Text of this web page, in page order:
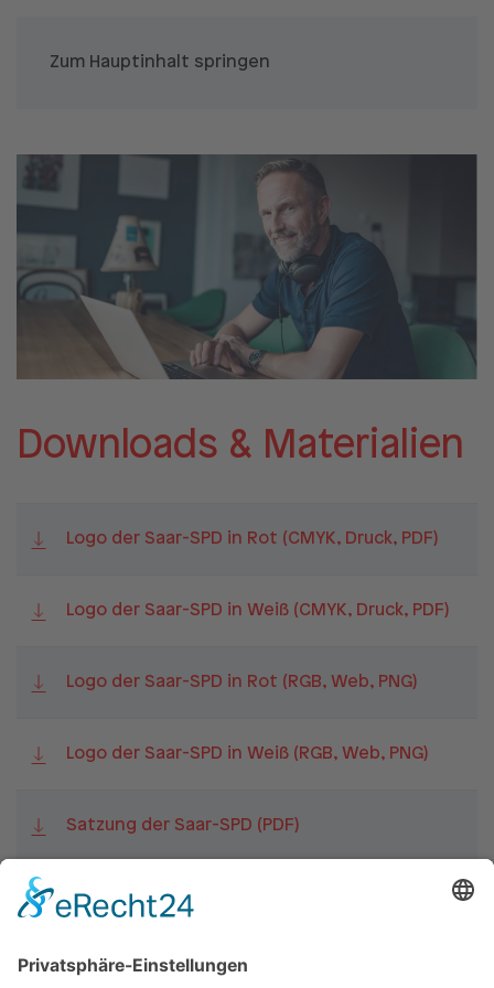
Zum Hauptinhalt springen
Downloads & Materialien
Logo der Saar-SPD in Rot (CMYK, Druck, PDF)
Logo der Saar-SPD in Weiß (CMYK, Druck, PDF)
Logo der Saar-SPD in Rot (RGB, Web, PNG)
Logo der Saar-SPD in Weiß (RGB, Web, PNG)
Satzung der Saar-SPD (PDF)
Kommunal-Pakt Plus+ (PDF)